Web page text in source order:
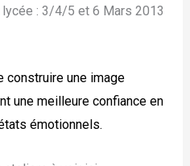
lycée : 3/4/5 et 6 Mars 2013
construire une image
une meilleure confiance en
émotionnels.